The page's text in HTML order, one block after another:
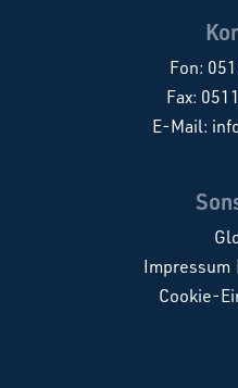
Fon:
Fax:
E-Mail:
Impressum |
Cookie-